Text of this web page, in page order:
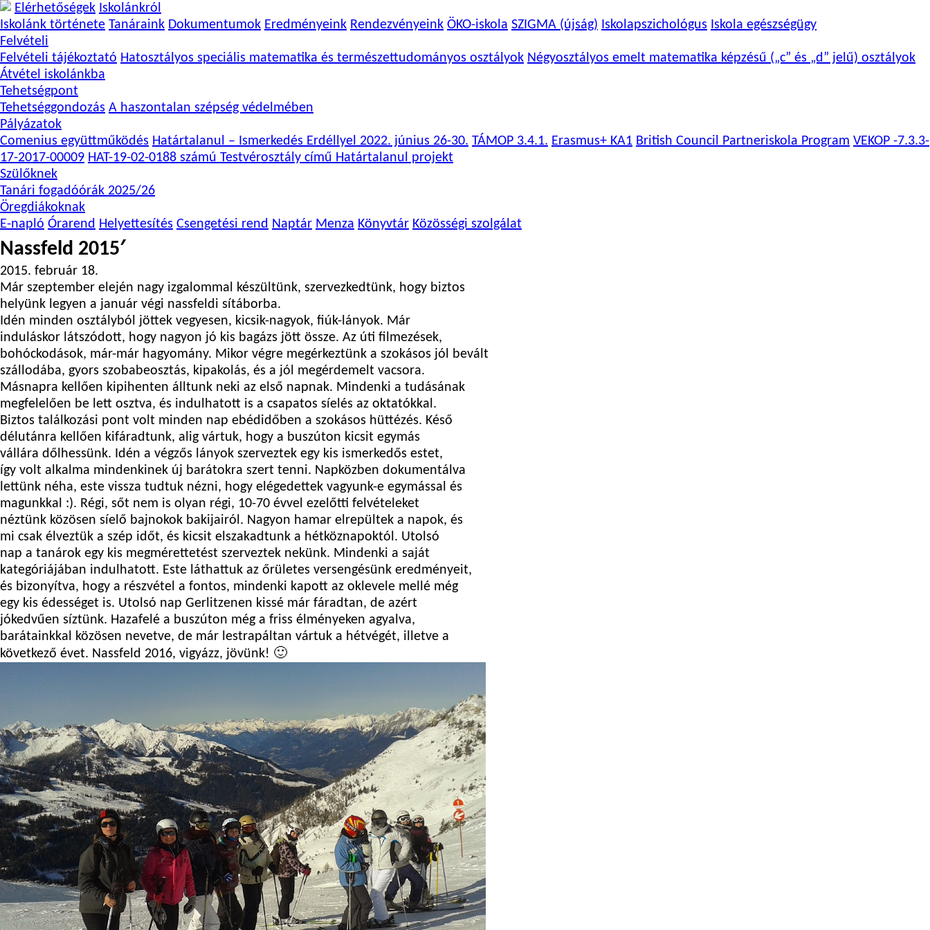
Elérhetőségek Iskolánkról
Iskolánk története Tanáraink Dokumentumok Eredményeink Rendezvényeink ÖKO-iskola SZIGMA (újság) Iskolapszichológus Iskola egészségügy
Felvételi
Felvételi tájékoztató Hatosztályos speciális matematika és természettudományos osztályok Négyosztályos emelt matematika képzésű („c” és „d” jelű) osztályok
Átvétel iskolánkba
Tehetségpont
Tehetséggondozás A haszontalan szépség védelmében
Pályázatok
Comenius együttműködés Határtalanul – Ismerkedés Erdéllyel 2022. június 26-30. TÁMOP 3.4.1. Erasmus+ KA1 British Council Partneriskola Program VEKOP -7.3.3-
17-2017-00009 HAT-19-02-0188 számú Testvérosztály című Határtalanul projekt
Szülőknek
Tanári fogadóórák 2025/26
Öregdiákoknak
E-napló Órarend Helyettesítés Csengetési rend Naptár Menza Könyvtár Közösségi szolgálat
Nassfeld 2015′
2015. február 18.
Már szeptember elején nagy izgalommal készültünk, szervezkedtünk, hogy biztos
helyünk legyen a január végi nassfeldi sítáborba.
Idén minden osztályból jöttek vegyesen, kicsik-nagyok, fiúk-lányok. Már
induláskor látszódott, hogy nagyon jó kis bagázs jött össze. Az úti filmezések,
bohóckodások, már-már hagyomány. Mikor végre megérkeztünk a szokásos jól bevált
szállodába, gyors szobabeosztás, kipakolás, és a jól megérdemelt vacsora.
Másnapra kellően kipihenten álltunk neki az első napnak. Mindenki a tudásának
megfelelően be lett osztva, és indulhatott is a csapatos síelés az oktatókkal.
Biztos találkozási pont volt minden nap ebédidőben a szokásos hüttézés. Késő
délutánra kellően kifáradtunk, alig vártuk, hogy a buszúton kicsit egymás
vállára dőlhessünk. Idén a végzős lányok szerveztek egy kis ismerkedős estet,
így volt alkalma mindenkinek új barátokra szert tenni. Napközben dokumentálva
lettünk néha, este vissza tudtuk nézni, hogy elégedettek vagyunk-e egymással és
magunkkal :). Régi, sőt nem is olyan régi, 10-70 évvel ezelőtti felvételeket
néztünk közösen síelő bajnokok bakijairól. Nagyon hamar elrepültek a napok, és
mi csak élveztük a szép időt, és kicsit elszakadtunk a hétköznapoktól. Utolsó
nap a tanárok egy kis megmérettetést szerveztek nekünk. Mindenki a saját
kategóriájában indulhatott. Este láthattuk az őrületes versengésünk eredményeit,
és bizonyítva, hogy a részvétel a fontos, mindenki kapott az oklevele mellé még
egy kis édességet is. Utolsó nap Gerlitzenen kissé már fáradtan, de azért
jókedvűen síztünk. Hazafelé a buszúton még a friss élményeken agyalva,
barátainkkal közösen nevetve, de már lestrapáltan vártuk a hétvégét, illetve a
következő évet. Nassfeld 2016, vigyázz, jövünk! 🙂